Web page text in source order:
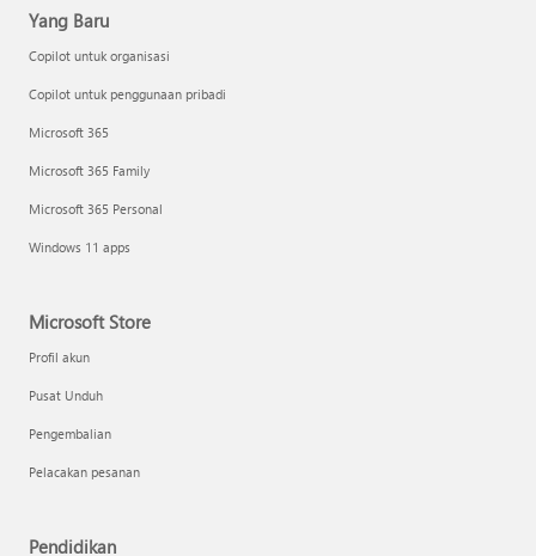
Yang Baru
Copilot untuk organisasi
Copilot untuk penggunaan pribadi
Microsoft 365
Microsoft 365 Family
Microsoft 365 Personal
Windows 11 apps
Microsoft Store
Profil akun
Pusat Unduh
Pengembalian
Pelacakan pesanan
Pendidikan